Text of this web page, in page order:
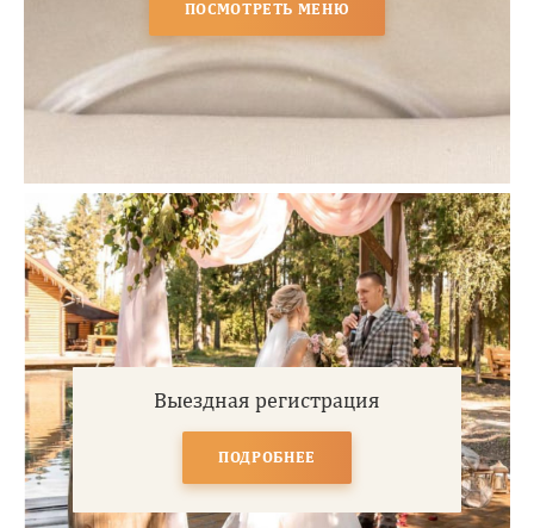
ПОСМОТРЕТЬ МЕНЮ
Выездная регистрация
ПОДРОБНЕЕ